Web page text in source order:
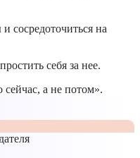
сосредоточиться на
себя за нее.
сейчас, а не потом».